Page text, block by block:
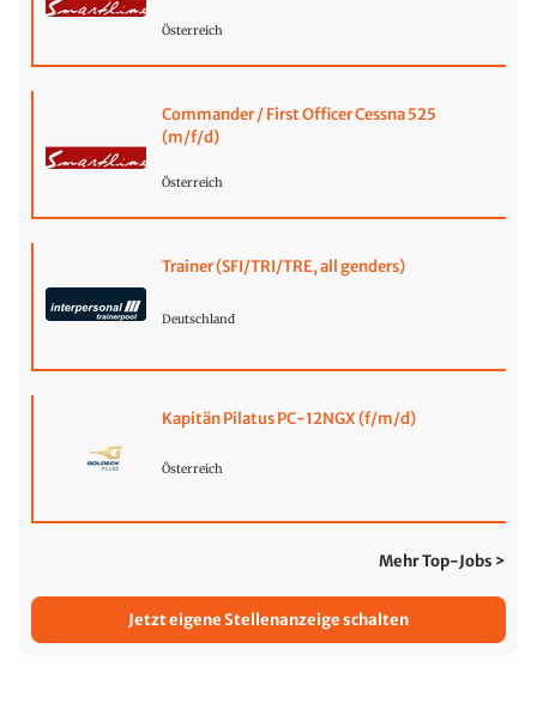
Österreich
Commander / First Officer Cessna 525
(m/f/d)
Österreich
Trainer (SFI/TRI/TRE, all genders)
Deutschland
Kapitän Pilatus PC-12NGX (f/m/d)
Österreich
Mehr Top-Jobs >
Jetzt eigene Stellenanzeige schalten